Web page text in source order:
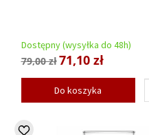
Dostępny (wysyłka do 48h)
79,00 zł71,10 zł
Do koszyka